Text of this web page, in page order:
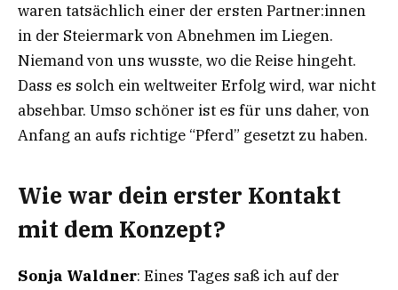
waren tatsächlich einer der ersten Partner:innen
in der Steiermark von Abnehmen im Liegen.
Niemand von uns wusste, wo die Reise hingeht.
Dass es solch ein weltweiter Erfolg wird, war nicht
absehbar. Umso schöner ist es für uns daher, von
Anfang an aufs richtige “Pferd” gesetzt zu haben.
Wie war dein erster Kontakt
mit dem Konzept?
Sonja Waldner: Eines Tages saß ich auf der